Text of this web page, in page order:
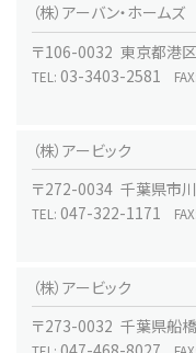
（株）アーバン・ホームズ
〒106-0032 東京都港
TEL: 03-3403-2581 FAX:
（株）アービック
〒272-0034 千葉県市
TEL: 047-322-1171 FAX:
（株）アービック
〒273-0032 千葉県船